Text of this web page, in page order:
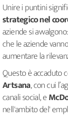
Unire i puntini
strategico nel
aziende si
che le aziende
aumentare la
Questo è accaduto
Artsana, con cui
canali social, e
nell'ambito del'